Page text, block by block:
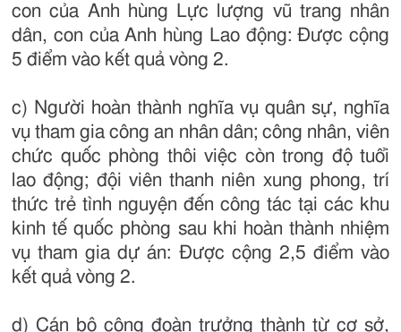
con của Anh hùng Lực lượng vũ trang nhân
dân, con của Anh hùng Lao động: Được cộng
5 điểm vào kết quả vòng 2.
c) Người hoàn thành nghĩa vụ quân sự, nghĩa
vụ tham gia công an nhân dân; công nhân, viên
chức quốc phòng thôi việc còn trong độ tuổi
lao động; đội viên thanh niên xung phong, trí
thức trẻ tình nguyện đến công tác tại các khu
kinh tế quốc phòng sau khi hoàn thành nhiệm
vụ tham gia dự án: Được cộng 2,5 điểm vào
kết quả vòng 2.
d) Cán bộ công đoàn trưởng thành từ cơ sở,